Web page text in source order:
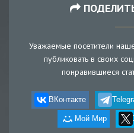
Уважаемые посетители
публиковать в своих
понравившиеся
ВКонтакте
Мой Мир